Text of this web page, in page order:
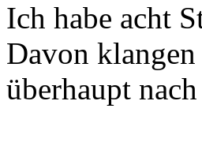
Ich habe acht
Davon
überhaupt